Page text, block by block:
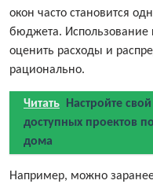
окон часто становится
бюджета. Использование
оценить расходы и
рационально.
Читать
Настройте
доступных проектов
дома
Например, можно